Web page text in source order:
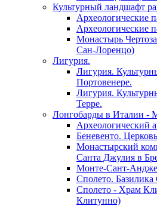
Культурный ландшафт
Археологические
Археологические
Монастырь
Сан-Лоренцо)
Лигурия.
Лигурия.
Портовенере.
Лигурия.
Терре.
Лонгобарды в Италии -
Археологический
Беневенто.
Монастырский
Санта Джулия в
Монте-Сант-
Сполето. Базилика
Сполето - Храм
Клитунно)